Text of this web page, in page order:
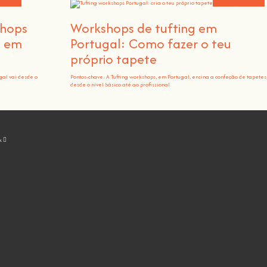
vai desde o
Workshops de tufting em
Portugal: Como fazer o teu
próprio tapete
Pontos-chave: A Tufting workshops, em Portugal, ensina a confeção de tapetes,
desde o nível básico até ao profissional